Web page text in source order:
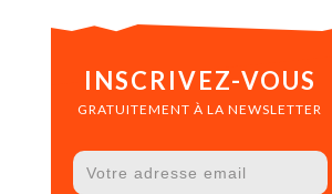
INSCRIVEZ-VOUS
GRATUITEMENT À LA NEWSLETTER